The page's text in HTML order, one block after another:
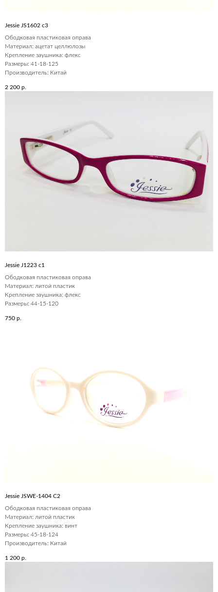
Jessie JS1602 c3
Ободковая пластиковая оправа
Материал: ацетат целлюлозы
Крепление заушника: флекс
Размеры: 41-18-125
Производитель: Китай
2 200 р.
Jessie J1223 c1
Ободковая пластиковая оправа
Материал: литой пластик
Крепление заушника: флекс
Размеры: 44-15-120
750 р.
Jessie JSWE-1404 С2
Ободковая пластиковая оправа
Материал: литой пластик
Крепление заушника: винт
Размеры: 45-18-124
Производитель: Китай
1 200 р.